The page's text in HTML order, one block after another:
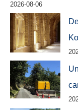
2026-08-06